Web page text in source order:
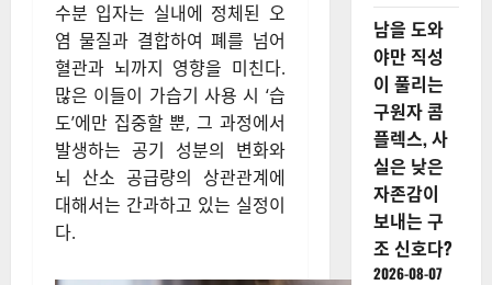
수분 입자는 실내에 정체된 오
염 물질과 결합하여 폐를 넘어
혈관과 뇌까지 영향을 미친다.
많은 이들이 가습기 사용 시 ‘습
도’에만 집중할 뿐, 그 과정에서
발생하는 공기 성분의 변화와
뇌 산소 공급량의 상관관계에
대해서는 간과하고 있는 실정이
다.
남을 도와
야만 직성
이 풀리는
구원자 콤
플렉스, 사
실은 낮은
자존감이
보내는 구
조 신호다?
2026-08-07